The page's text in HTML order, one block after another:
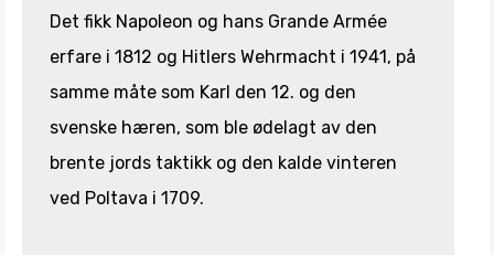
Det fikk Napoleon og hans Grande Armée
erfare i 1812 og Hitlers Wehrmacht i 1941, på
samme måte som Karl den 12. og den
svenske hæren, som ble ødelagt av den
brente jords taktikk og den kalde vinteren
ved Poltava i 1709.